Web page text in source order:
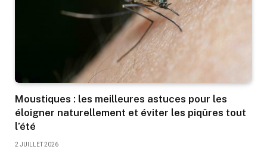
Moustiques : les meilleures astuces pour les
éloigner naturellement et éviter les piqûres tout
l’été
2 JUILLET 2026